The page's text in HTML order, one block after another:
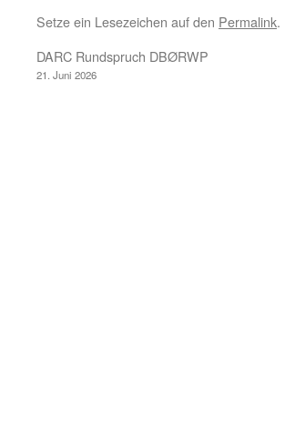
Setze ein Lesezeichen auf den Permalink.
DARC Rundspruch DBØRWP
21. Juni 2026